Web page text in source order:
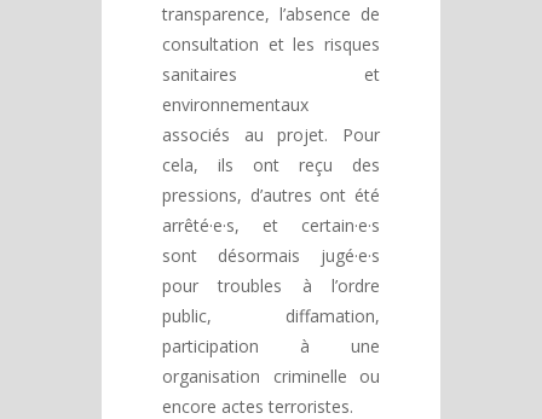
transparence, l’absence de
consultation et les risques
sanitaires et
environnementaux
associés au projet. Pour
cela, ils ont reçu des
pressions, d’autres ont été
arrêté·e·s, et certain·e·s
sont désormais jugé·e·s
pour troubles à l’ordre
public, diffamation,
participation à une
organisation criminelle ou
encore actes terroristes.